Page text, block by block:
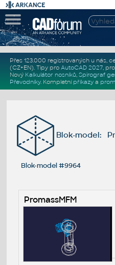
Přes 123.000 registrovaných u nás,
(CZ+EN). Tipy pro AutoCAD 2027, pro
Nový Kalkulátor nosníků, Spirograf
Převodníky. Kompletní příkazya
Blok-model:
Blok-model #9964
PromassMFM